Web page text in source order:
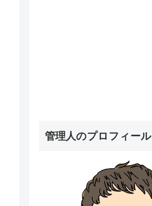
管理人のプロフィール